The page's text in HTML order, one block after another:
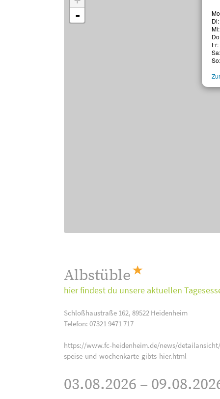
-
Albstüble
hier findest du unsere aktuellen
Schloßhaustraße 162, 89522 Heidenheim
Telefon: 07321 9471 717
https://www.fc-heidenheim.de/news/
speise-und-wochenkarte-gibts-hier.html
03.08.2026 –